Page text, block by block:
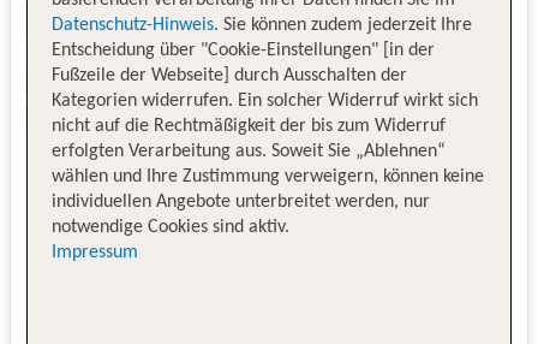
Datenschutz-Hinweis. Sie können zudem jederzeit Ihre
Entscheidung über "Cookie-Einstellungen" [in der
Fußzeile der Webseite] durch Ausschalten der
Kategorien widerrufen. Ein solcher Widerruf wirkt sich
nicht auf die Rechtmäßigkeit der bis zum Widerruf
erfolgten Verarbeitung aus. Soweit Sie „Ablehnen“
wählen und Ihre Zustimmung verweigern, können keine
individuellen Angebote unterbreitet werden, nur
notwendige Cookies sind aktiv.
Impressum